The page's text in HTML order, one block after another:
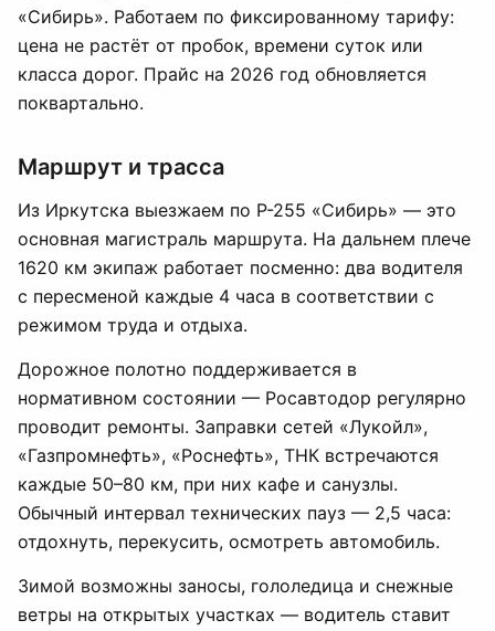
«Сибирь». Работаем по фиксированному тарифу:
цена не растёт от пробок, времени суток или
класса дорог. Прайс на 2026 год обновляется
поквартально.
Маршрут и трасса
Из Иркутска выезжаем по Р-255 «Сибирь» — это
основная магистраль маршрута. На дальнем плече
1620 км экипаж работает посменно: два водителя
с пересменой каждые 4 часа в соответствии с
режимом труда и отдыха.
Дорожное полотно поддерживается в
нормативном состоянии — Росавтодор регулярно
проводит ремонты. Заправки сетей «Лукойл»,
«Газпромнефть», «Роснефть», ТНК встречаются
каждые 50–80 км, при них кафе и санузлы.
Обычный интервал технических пауз — 2,5 часа:
отдохнуть, перекусить, осмотреть автомобиль.
Зимой возможны заносы, гололедица и снежные
ветры на открытых участках — водитель ставит